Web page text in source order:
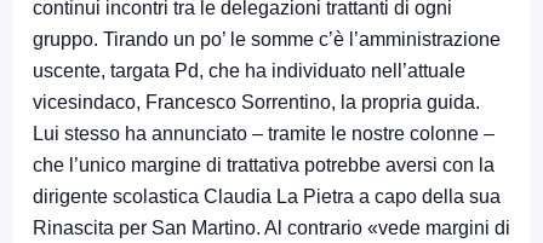
continui incontri tra le delegazioni trattanti di ogni
gruppo. Tirando un po’ le somme c’è l’amministrazione
uscente, targata Pd, che ha individuato nell’attuale
vicesindaco, Francesco Sorrentino, la propria guida.
Lui stesso ha annunciato – tramite le nostre colonne –
che l’unico margine di trattativa potrebbe aversi con la
dirigente scolastica Claudia La Pietra a capo della sua
Rinascita per San Martino. Al contrario «vede margini di